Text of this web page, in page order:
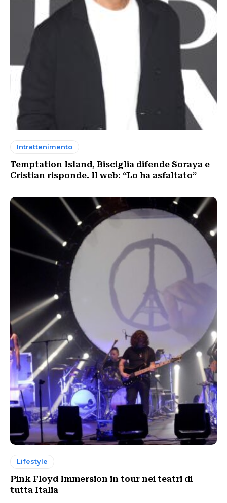
Intrattenimento
Temptation Island, Bisciglia difende Soraya e
Cristian risponde. Il web: “Lo ha asfaltato”
Lifestyle
Pink Floyd Immersion in tour nei teatri di
tutta Italia